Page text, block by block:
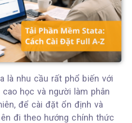
là nhu cầu rất phổ biến với
học và người làm phân
để cài đặt ổn định và
đi theo hướng chính thức